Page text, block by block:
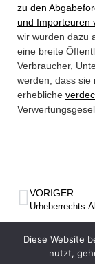
zu den
und Importeuren
wir wurden dazu
eine breite
Verbraucher,
werden, dass sie
erhebliche
VORIGER
Diese Website
nutzt,